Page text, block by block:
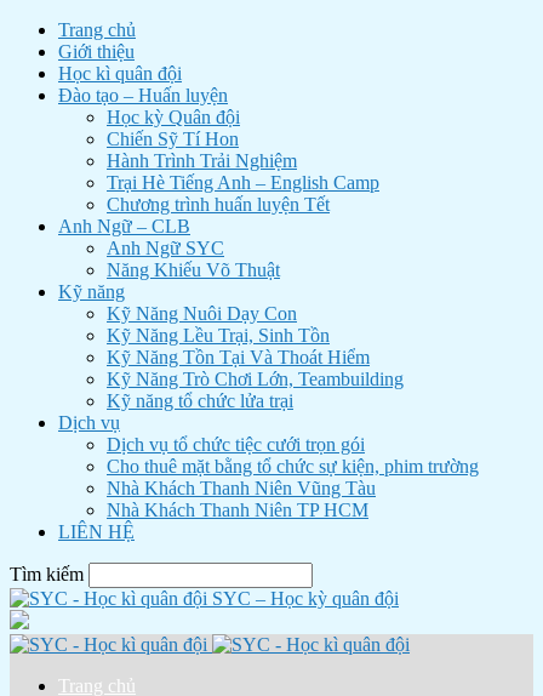
Trang chủ
Giới thiệu
Học kì quân đội
Đào tạo – Huấn luyện
Học kỳ Quân đội
Chiến Sỹ Tí Hon
Hành Trình Trải Nghiệm
Trại Hè Tiếng Anh – English Camp
Chương trình huấn luyện Tết
Anh Ngữ – CLB
Anh Ngữ SYC
Năng Khiếu Võ Thuật
Kỹ năng
Kỹ Năng Nuôi Dạy Con
Kỹ Năng Lều Trại, Sinh Tồn
Kỹ Năng Tồn Tại Và Thoát Hiểm
Kỹ Năng Trò Chơi Lớn, Teambuilding
Kỹ năng tổ chức lửa trại
Dịch vụ
Dịch vụ tổ chức tiệc cưới trọn gói
Cho thuê mặt bằng tổ chức sự kiện, phim trường
Nhà Khách Thanh Niên Vũng Tàu
Nhà Khách Thanh Niên TP HCM
LIÊN HỆ
Tìm kiếm
SYC – Học kỳ quân đội
Trang chủ